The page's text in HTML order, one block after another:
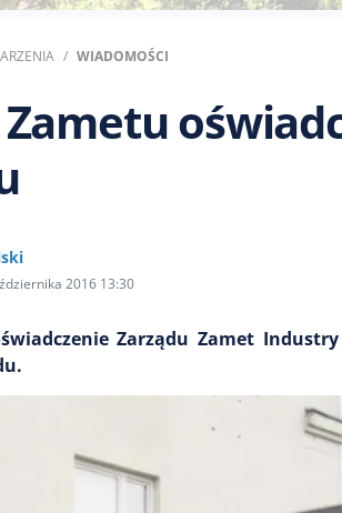
WIADOMOŚCI
2016 13:30
Zarządu Zamet